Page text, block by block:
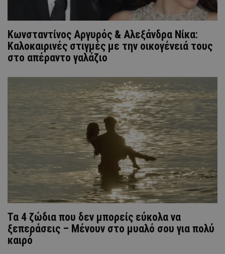
Κωνσταντίνος Αργυρός & Αλεξάνδρα Νίκα:
Καλοκαιρινές στιγμές με την οικογένειά τους
στο απέραντο γαλάζιο
Τα 4 ζώδια που δεν μπορείς εύκολα να
ξεπεράσεις – Μένουν στο μυαλό σου για πολύ
καιρό